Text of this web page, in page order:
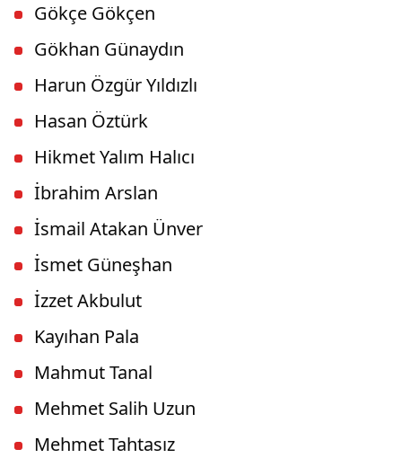
Gökçe Gökçen
Gökhan Günaydın
Harun Özgür Yıldızlı
Hasan Öztürk
Hikmet Yalım Halıcı
İbrahim Arslan
İsmail Atakan Ünver
İsmet Güneşhan
İzzet Akbulut
Kayıhan Pala
Mahmut Tanal
Mehmet Salih Uzun
Mehmet Tahtasız